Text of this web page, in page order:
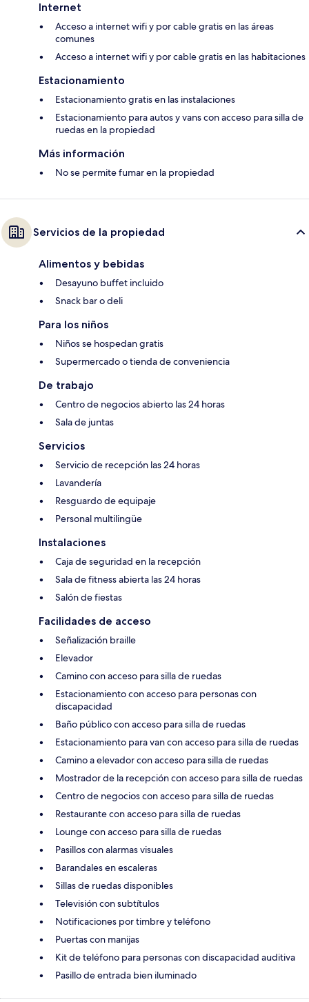
Internet
Acceso a internet wifi y por cable gratis en las áreas
comunes
Acceso a internet wifi y por cable gratis en las habitaciones
Estacionamiento
Estacionamiento gratis en las instalaciones
Estacionamiento para autos y vans con acceso para silla de
ruedas en la propiedad
Más información
No se permite fumar en la propiedad
Servicios de la propiedad
Alimentos y bebidas
Desayuno buffet incluido
Snack bar o deli
Para los niños
Niños se hospedan gratis
Supermercado o tienda de conveniencia
De trabajo
Centro de negocios abierto las 24 horas
Sala de juntas
Servicios
Servicio de recepción las 24 horas
Lavandería
Resguardo de equipaje
Personal multilingüe
Instalaciones
Caja de seguridad en la recepción
Sala de fitness abierta las 24 horas
Salón de fiestas
Facilidades de acceso
Señalización braille
Elevador
Camino con acceso para silla de ruedas
Estacionamiento con acceso para personas con
discapacidad
Baño público con acceso para silla de ruedas
Estacionamiento para van con acceso para silla de ruedas
Camino a elevador con acceso para silla de ruedas
Mostrador de la recepción con acceso para silla de ruedas
Centro de negocios con acceso para silla de ruedas
Restaurante con acceso para silla de ruedas
Lounge con acceso para silla de ruedas
Pasillos con alarmas visuales
Barandales en escaleras
Sillas de ruedas disponibles
Televisión con subtítulos
Notificaciones por timbre y teléfono
Puertas con manijas
Kit de teléfono para personas con discapacidad auditiva
Pasillo de entrada bien iluminado